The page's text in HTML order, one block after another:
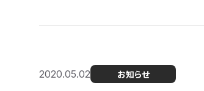
2020.05.02 お知らせ